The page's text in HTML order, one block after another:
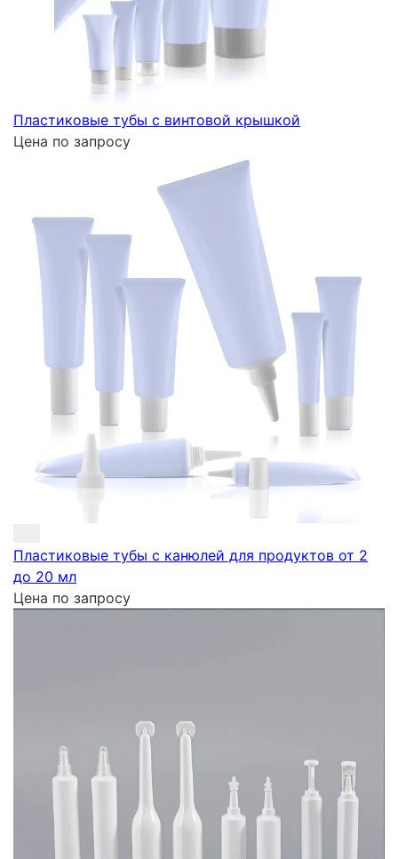
Пластиковые тубы с винтовой крышкой
Цена по запросу
Пластиковые тубы с канюлей для продуктов от 2
до 20 мл
Цена по запросу